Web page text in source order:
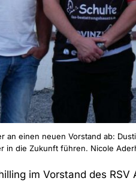
an einen neuen Vorstand ab:
in die Zukunft führen. Nicole
im Vorstand des